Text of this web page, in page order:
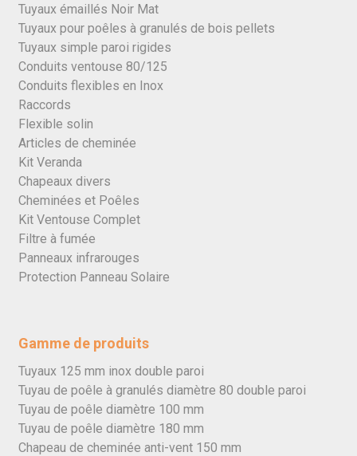
Tuyaux émaillés Noir Mat
Tuyaux pour poêles à granulés de bois pellets
Tuyaux simple paroi rigides
Conduits ventouse 80/125
Conduits flexibles en Inox
Raccords
Flexible solin
Articles de cheminée
Kit Veranda
Chapeaux divers
Cheminées et Poêles
Kit Ventouse Complet
Filtre à fumée
Panneaux infrarouges
Protection Panneau Solaire
Gamme de produits
Tuyaux 125 mm inox double paroi
Tuyau de poêle à granulés diamètre 80 double paroi
Tuyau de poêle diamètre 100 mm
Tuyau de poêle diamètre 180 mm
Chapeau de cheminée anti-vent 150 mm